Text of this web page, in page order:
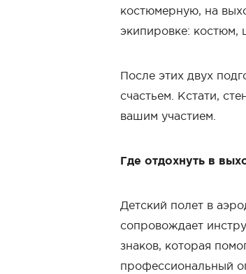
костюмерную, на
экипировке: костюм,
После этих двух
счастьем. Кстати,
вашим участием.
Где отдохнуть в
Детский полет в
сопровождает
знаков, которая
профессиональный